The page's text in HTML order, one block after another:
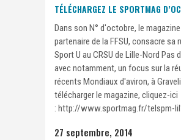
TÉLÉCHARGEZ LE SPORTMAG
Dans son N° d'octobre, le
partenaire de la FFSU, consacre sa
Sport U au CRSU de Lille-Nord Pas
avec notamment, un focus sur la
récents Mondiaux d'aviron, à
télécharger le magazine, cliquez-ici
: http://www.sportmag.fr/telspm-
27 septembre, 2014